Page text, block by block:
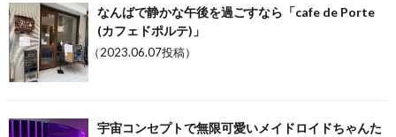
なんばで静かな午後を過ごすなら「cafe de Porte
(カフェドポルテ)」
（2023.06.07投稿）
宇宙コンセプトで無限可愛いメイドロイドちゃんた